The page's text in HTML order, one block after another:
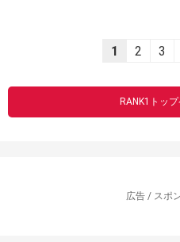
1 2 3
RANK1トッ
広告 / スポ